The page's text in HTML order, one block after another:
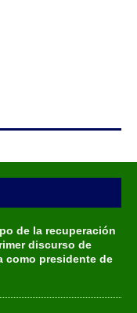
de la recuperación
discurso de
como presidente de